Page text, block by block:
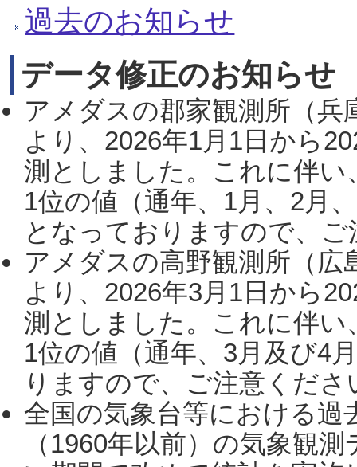
過去のお知らせ
データ修正のお知らせ
アメダスの郡家観測所（
より、2026年1月1日から
測としました。これに伴い
1位の値（通年、1月、2月
となっておりますので、
アメダスの高野観測所（
より、2026年3月1日から
測としました。これに伴い
1位の値（通年、3月及び4
りますので、ご注意くだ
全国の気象台等における過
（1960年以前）の気象観